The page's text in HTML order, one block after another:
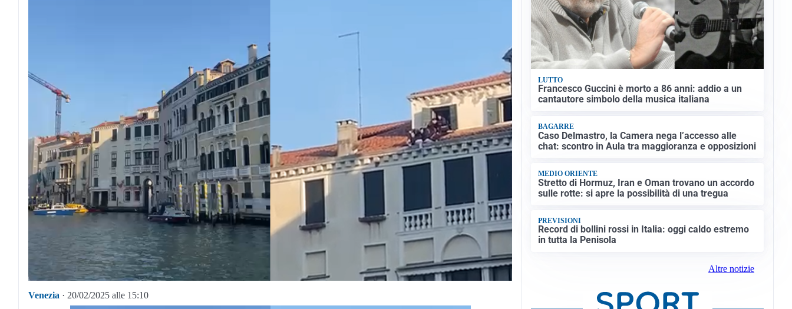
Venezia · 20/02/2025 alle 15:10
LUTTO
Francesco Guccini è morto a 86 anni: addio a un
cantautore simbolo della musica italiana
BAGARRE
Caso Delmastro, la Camera nega l’accesso alle
chat: scontro in Aula tra maggioranza e opposizioni
MEDIO ORIENTE
Stretto di Hormuz, Iran e Oman trovano un accordo
sulle rotte: si apre la possibilità di una tregua
PREVISIONI
Record di bollini rossi in Italia: oggi caldo estremo
in tutta la Penisola
Altre notizie